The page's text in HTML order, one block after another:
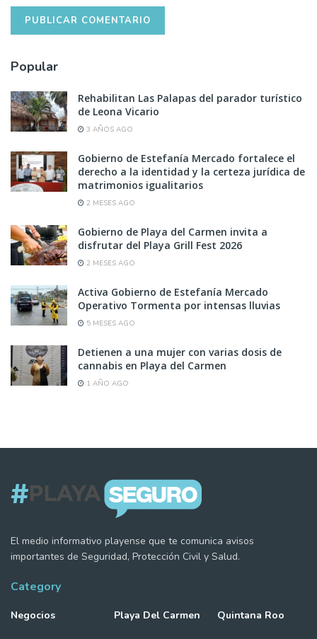
Popular
Rehabilitan Las Palapas del parador turístico
de Leona Vicario
3 AÑOS AGO
Gobierno de Estefanía Mercado fortalece el
derecho a la identidad y la certeza jurídica de
matrimonios igualitarios
2 MESES AGO
Gobierno de Playa del Carmen invita a
disfrutar del Playa Grill Fest 2026
2 MESES AGO
Activa Gobierno de Estefanía Mercado
Operativo Tormenta por intensas lluvias
5 MESES AGO
Detienen a una mujer con varias dosis de
cannabis en Playa del Carmen
1 AÑO AGO
El medio informativo playense que te comunica avisos
importantes de Seguridad, Protección Civil y Salud.
Category
Negocios Playa Del Carmen Quintana Roo